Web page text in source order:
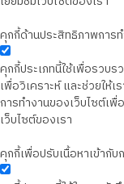
คุกกี้ด้านประสิทธิภาพการ
คุกกี้ประเภทนี้ใช้เพื่อรวบ
เพื่อวิเคราะห์ และช่วยให้
การทำงานของเว็บไซต์เ
เว็บไซต์ของเรา
คุกกี้เพื่อปรับเนื้อหาเข้ากั